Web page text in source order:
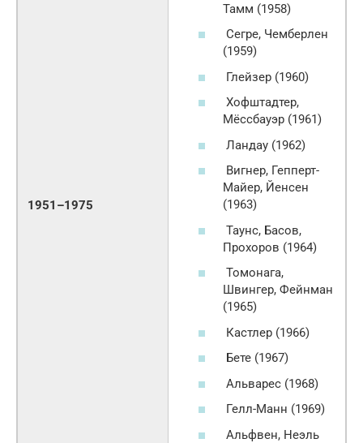
1951–1975
Тамм (1958)
Сегре, Чемберлен
(1959)
Глейзер (1960)
Хофштадтер,
Мёссбауэр (1961)
Ландау (1962)
Вигнер, Гепперт-
Майер, Йенсен
(1963)
Таунс, Басов,
Прохоров (1964)
Томонага,
Швингер, Фейнман
(1965)
Кастлер (1966)
Бете (1967)
Альварес (1968)
Гелл-Манн (1969)
Альфвен, Неэль